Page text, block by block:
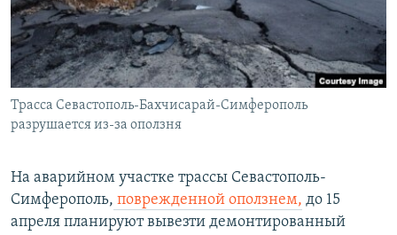
ПОБЕДИТЕЛЕЙ НЕ СУДЯТ?
КРЫМ.НЕПОКОРЕННЫЙ
ELIFBE
УКРАИНСКАЯ ПРОБЛЕМА КРЫМА
ПРИСОЕДИНЯЙТЕСЬ!
Все сайты RFE/RL
Трасса Севастополь-Бахчисарай-Симферополь
разрушается из-за оползня
На аварийном участке трассы Севастополь-
Симферополь, поврежденной оползнем, до 15
апреля планируют вывезти демонтированный